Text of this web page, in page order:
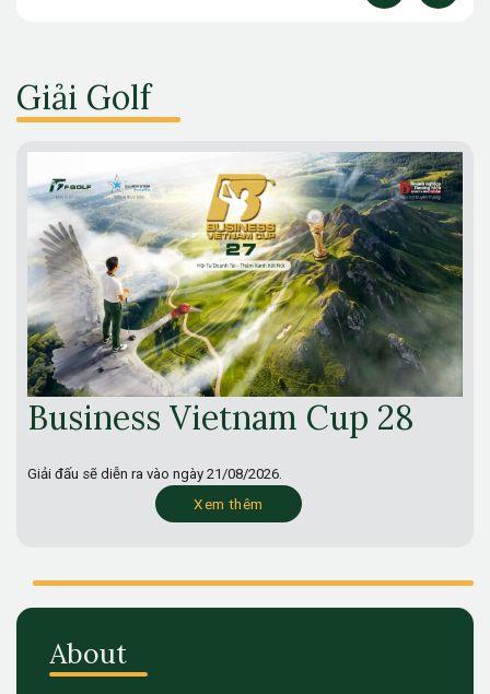
Giải Golf
Business Vietnam Cup 28
Giải đấu sẽ diễn ra vào ngày 21/08/2026.
Xem thêm
About